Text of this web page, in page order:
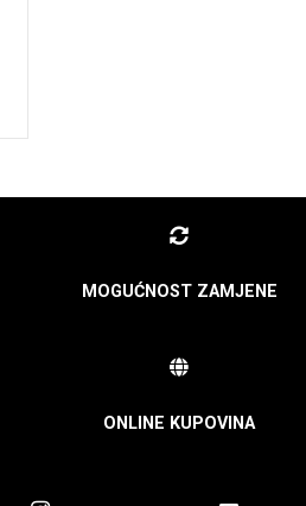
MOGUĆNOST ZAMJENE
ONLINE KUPOVINA